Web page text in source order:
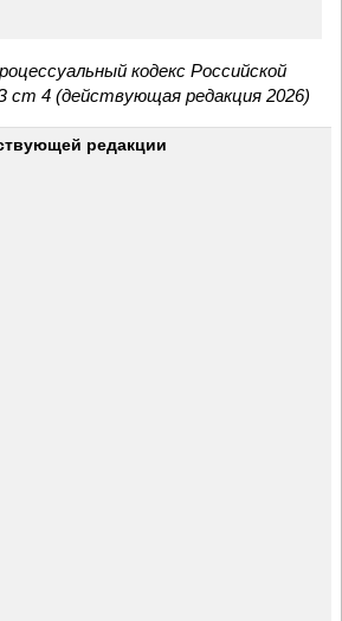
кодекс Российской
ст 4 (действующая редакция 2026)
редакции